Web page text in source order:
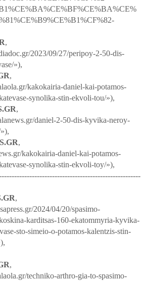
1%CE%BA%CE%BF%CE%BA%CE%
CE%B9%CE%B1%CF%82-
,
.gr/2023/09/27/peripoy-2-50-dis-
/»),
,
.gr/kakokairia-daniel-kai-potamos-
-synolika-stin-ekvoli-tou/»),
.GR,
.gr/daniel-2-50-dis-kyvika-neroy-
.GR,
.gr/kakokairia-daniel-kai-potamos-
-synolika-stin-ekvoli-toy/»),
.GR,
2024/04/20/spasimo-
karditsas-160-ekatommyria-kyvika-
sto-simeio-o-potamos-kalentzis-stin-
,
techniko-arthro-gia-to-spasimo-